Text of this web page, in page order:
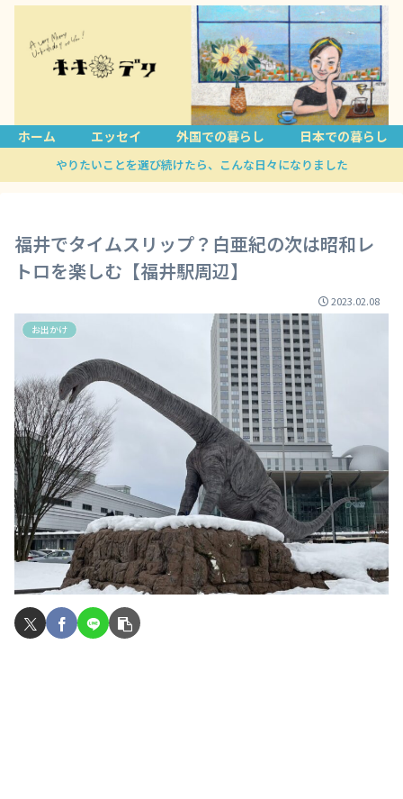
ホーム エッセイ 外国での暮らし 日本での暮らし
やりたいことを選び続けたら、こんな日々になりました
福井でタイムスリップ？白亜紀の次は昭和レ
トロを楽しむ【福井駅周辺】
2023.02.08
お出かけ